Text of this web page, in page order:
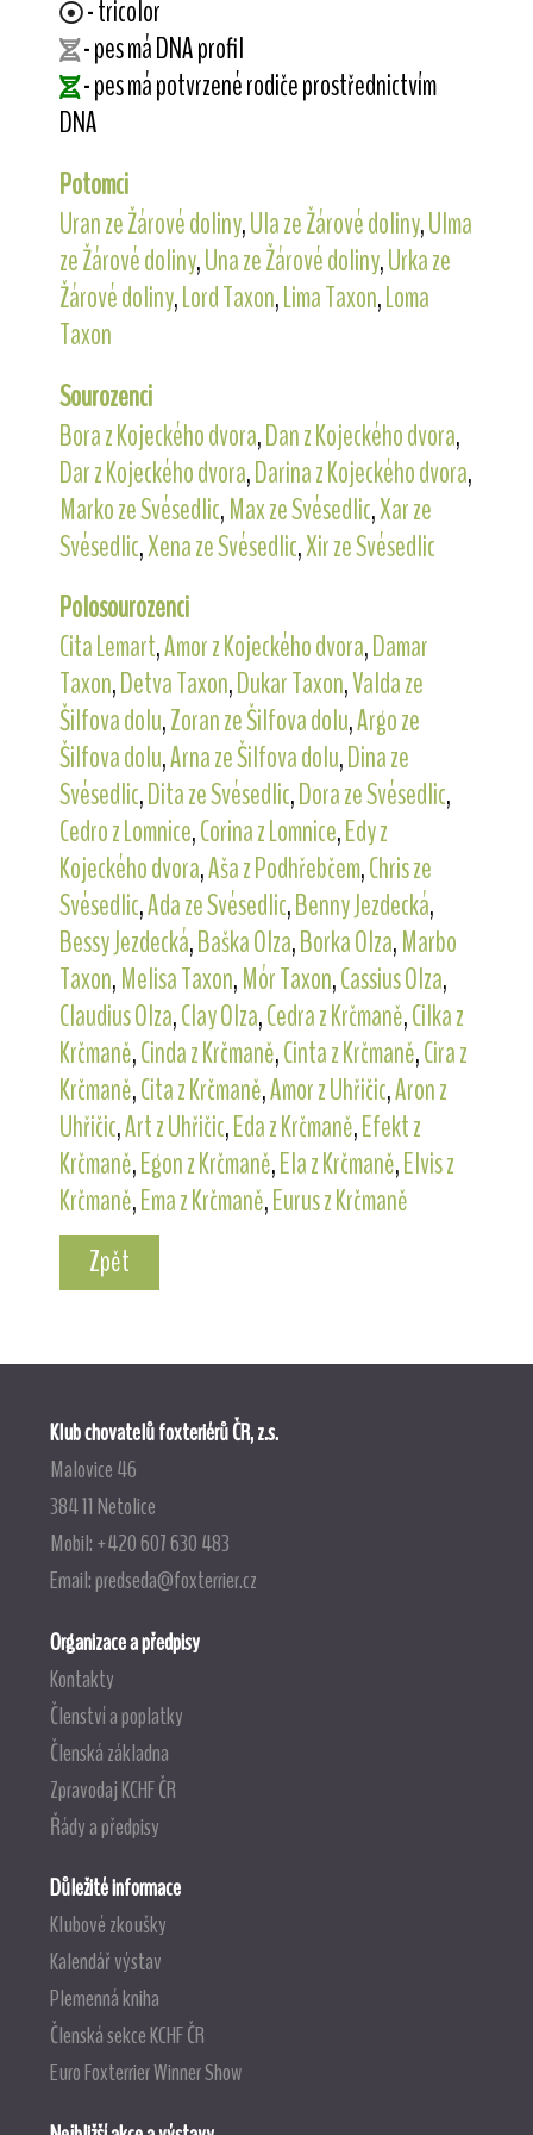
- tricolor
- pes má DNA profil
- pes má potvrzené rodiče prostřednictvím
DNA
Potomci
Uran ze Žárové doliny,Ula ze Žárové doliny,Ulma
ze Žárové doliny,Una ze Žárové doliny,Urka ze
Žárové doliny,Lord Taxon,Lima Taxon,Loma
Taxon
Sourozenci
Bora z Kojeckého dvora,Dan z Kojeckého dvora,
Dar z Kojeckého dvora,Darina z Kojeckého dvora,
Marko ze Svésedlic,Max ze Svésedlic,Xar ze
Svésedlic,Xena ze Svésedlic,Xir ze Svésedlic
Polosourozenci
Cita Lemart,Amor z Kojeckého dvora,Damar
Taxon,Detva Taxon,Dukar Taxon,Valda ze
Šilfova dolu,Zoran ze Šilfova dolu,Argo ze
Šilfova dolu,Arna ze Šilfova dolu,Dina ze
Svésedlic,Dita ze Svésedlic,Dora ze Svésedlic,
Cedro z Lomnice,Corina z Lomnice,Edy z
Kojeckého dvora,Aša z Podhřebčem,Chris ze
Svésedlic,Ada ze Svésedlic,Benny Jezdecká,
Bessy Jezdecká,Baška Olza,Borka Olza,Marbo
Taxon,Melisa Taxon,Mór Taxon,Cassius Olza,
Claudius Olza,Clay Olza,Cedra z Krčmaně,Cilka z
Krčmaně,Cinda z Krčmaně,Cinta z Krčmaně,Cira z
Krčmaně,Cita z Krčmaně,Amor z Uhřičic,Aron z
Uhřičic,Art z Uhřičic,Eda z Krčmaně,Efekt z
Krčmaně,Egon z Krčmaně,Ela z Krčmaně,Elvis z
Krčmaně,Ema z Krčmaně,Eurus z Krčmaně
Zpět
Klub chovatelů foxteriérů ČR, z.s.
Malovice 46
384 11 Netolice
Mobil: +420 607 630 483
Email:predseda@foxterrier.cz
Organizace a předpisy
Kontakty
Členství a poplatky
Členská základna
Zpravodaj KCHF ČR
Řády a předpisy
Důležité informace
Klubové zkoušky
Kalendář výstav
Plemenná kniha
Členská sekce KCHF ČR
Euro Foxterrier Winner Show